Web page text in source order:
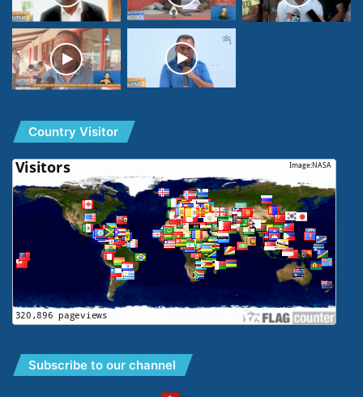
Country Visitor
Subscribe to our channel